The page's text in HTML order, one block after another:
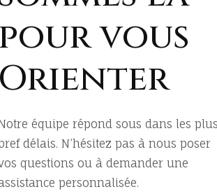
pour vous
Orienter
équipe répond sous dans les
délais. N’hésitez pas à nous poser
questions ou à demander une
personnalisée.